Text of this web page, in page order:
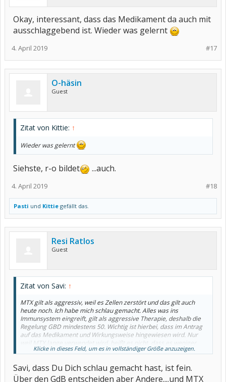
Okay, interessant, dass das Medikament da auch mit
ausschlaggebend ist. Wieder was gelernt
#17
4. April 2019
O-häsin
Guest
Zitat von Kittie: ↑
Wieder was gelernt
Siehste, r-o bildet ...auch.
#18
4. April 2019
Pasti und Kittie gefällt das.
Resi Ratlos
Guest
Zitat von Savi: ↑
MTX gilt als aggressiv, weil es Zellen zerstört und das gilt auch
heute noch. Ich habe mich schlau gemacht. Alles was ins
Immunsystem eingreift, gilt als aggressive Therapie, deshalb die
Regelung GBD mindestens 50. Wichtig ist hierbei, dass im Antrag
auf das Medikament und Wirkungsweise hingewiesen wird. Nur
weil MTX lange verwendet wird, heißt es nicht, dass es weniger
Aggressiv geworden ist, oder deshalb anders eingestuft wurde.
mir in der Begründung für die 50 GBD war. Das war 2017.
Klicke in dieses Feld, um es in vollständiger Größe anzuzeigen.
Savi, dass Du Dich schlau gemacht hast, ist fein.
Über den GdB entscheiden aber Andere....und MTX